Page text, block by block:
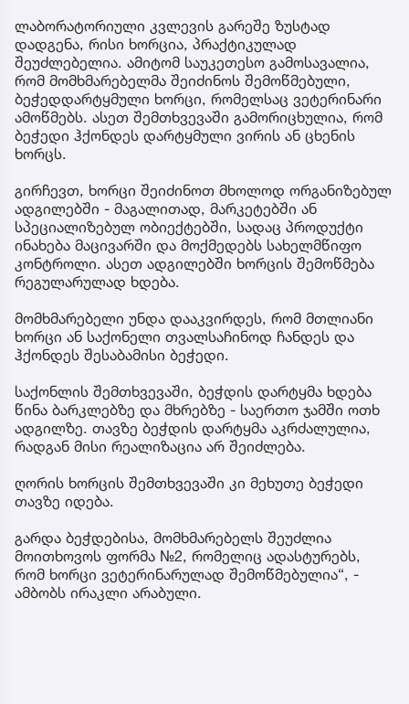
ლაბორატორიული კვლევის გარეშე ზუსტად
დადგენა, რისი ხორცია, პრაქტიკულად
შეუძლებელია. ამიტომ საუკეთესო გამოსავალია,
რომ მომხმარებელმა შეიძინოს შემოწმებული,
ბეჭედდარტყმული ხორცი, რომელსაც ვეტერინარი
ამოწმებს. ასეთ შემთხვევაში გამორიცხულია, რომ
ბეჭედი ჰქონდეს დარტყმული ვირის ან ცხენის
ხორცს.
გირჩევთ, ხორცი შეიძინოთ მხოლოდ ორგანიზებულ
ადგილებში - მაგალითად, მარკეტებში ან
სპეციალიზებულ ობიექტებში, სადაც პროდუქტი
ინახება მაცივარში და მოქმედებს სახელმწიფო
კონტროლი. ასეთ ადგილებში ხორცის შემოწმება
რეგულარულად ხდება.
მომხმარებელი უნდა დააკვირდეს, რომ მთლიანი
ხორცი ან საქონელი თვალსაჩინოდ ჩანდეს და
ჰქონდეს შესაბამისი ბეჭედი.
საქონლის შემთხვევაში, ბეჭდის დარტყმა ხდება
წინა ბარკლებზე და მხრებზე - საერთო ჯამში ოთხ
ადგილზე. თავზე ბეჭდის დარტყმა აკრძალულია,
რადგან მისი რეალიზაცია არ შეიძლება.
ღორის ხორცის შემთხვევაში კი მეხუთე ბეჭედი
თავზე იდება.
გარდა ბეჭდებისა, მომხმარებელს შეუძლია
მოითხოვოს ფორმა №2, რომელიც ადასტურებს,
რომ ხორცი ვეტერინარულად შემოწმებულია“, -
ამბობს ირაკლი არაბული.